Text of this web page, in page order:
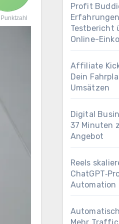
Profit
Testbericht
Online-
Affiliate
Dein
Umsätzen
Digital
37 Minuten
Angebot
Reels
Automation
Mehr